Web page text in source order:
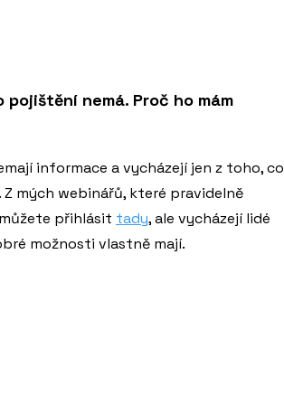
pojištění nemá. Proč ho mám
informace a vycházejí jen z toho, co
Z mých webinářů, které pravidelně
přihlásit tady, ale vycházejí lidé
možnosti vlastně mají.